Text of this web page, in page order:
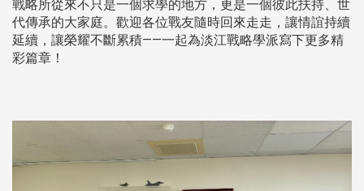
戰略所從來不只是一個求學的地方，更是一個彼此扶持、世
代傳承的大家庭。歡迎各位戰友隨時回來走走，讓情誼持續
延續，讓榮耀不斷累積——一起為淡江戰略學派寫下更多精
彩篇章！